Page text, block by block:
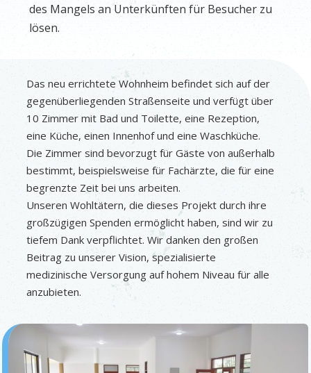
des Mangels an Unterkünften für Besucher zu
lösen.
Das neu errichtete Wohnheim befindet sich auf der
gegenüberliegenden Straßenseite und verfügt über
10 Zimmer mit Bad und Toilette, eine Rezeption,
eine Küche, einen Innenhof und eine Waschküche.
Die Zimmer sind bevorzugt für Gäste von außerhalb
bestimmt, beispielsweise für Fachärzte, die für eine
begrenzte Zeit bei uns arbeiten.
Unseren Wohltätern, die dieses Projekt durch ihre
großzügigen Spenden ermöglicht haben, sind wir zu
tiefem Dank verpflichtet. Wir danken den großen
Beitrag zu unserer Vision, spezialisierte
medizinische Versorgung auf hohem Niveau für alle
anzubieten.